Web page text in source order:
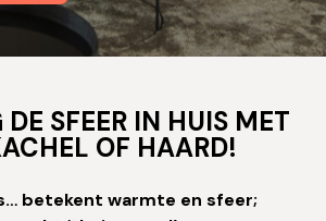
SFEER IN HUIS MET
OF HAARD!
betekent warmte en sfeer;